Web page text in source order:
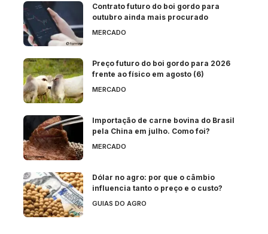
Contrato futuro do boi gordo para
outubro ainda mais procurado
MERCADO
Preço futuro do boi gordo para 2026
frente ao físico em agosto (6)
MERCADO
Importação de carne bovina do Brasil
pela China em julho. Como foi?
MERCADO
Dólar no agro: por que o câmbio
influencia tanto o preço e o custo?
GUIAS DO AGRO